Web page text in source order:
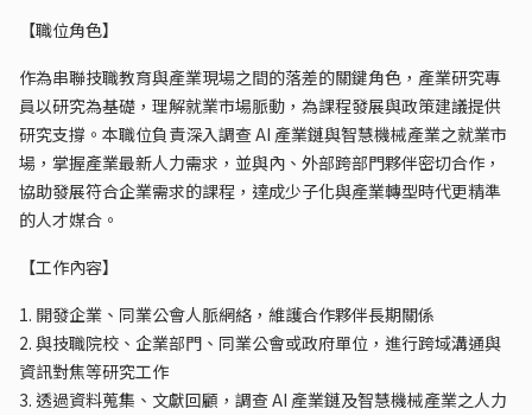
【職位角色】
作為串聯技職教育與產業現場之間的落差的關鍵角色，產業研究專
員以研究為基礎，理解就業市場脈動，為課程發展與政策建議提供
研究支撐。本職位負責深入調查 AI 產業鏈與智慧機械產業之就業市
場，掌握產業最新人力需求，並與內、外部跨部門夥伴密切合作，
協助發展符合企業需求的課程，達成少子化與產業轉型時代更精準
的人才媒合。
【工作內容】
1. 開發企業、同業公會人脈網絡，維護合作夥伴長期關係
2. 與技職院校、企業部門、同業公會或政府單位，進行跨域溝通與
資訊對焦等研究工作
3. 透過資料蒐集、文獻回顧，調查 AI 產業鏈及智慧機械產業之人力